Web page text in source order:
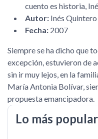
cuento es historia,
Autor: Inés Quintero
Fecha: 2007
Siempre se ha dicho que
excepción, estuvieron de
sin ir muy lejos, en la
María Antonia Bolívar,
propuesta emancipadora.
Lo más popular